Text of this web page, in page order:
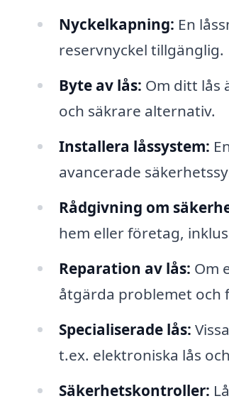
Nyckelkapning: En
reservnyckel tillgänglig.
Byte av lås: Om ditt lås
och säkrare alternativ.
Installera låssystem:
avancerade
Rådgivning om
hem eller företag,
Reparation av lås: Om
åtgärda problemet och
Specialiserade lås:
t.ex. elektroniska lås
Säkerhetskontroller: